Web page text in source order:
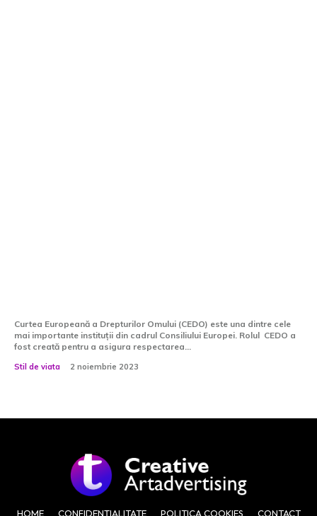
Curtea Europeană a Drepturilor Omului (CEDO) este una dintre cele
mai importante instituții din cadrul Consiliului Europei. Rolul CEDO a
fost creată pentru a asigura respectarea...
Stil de viata 2 noiembrie 2023
HOME CONFIDENȚIALITATE POLITICA COOKIES CONTACT